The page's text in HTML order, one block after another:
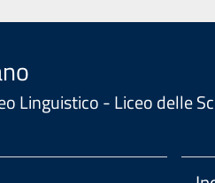
Linguistico - Liceo delle